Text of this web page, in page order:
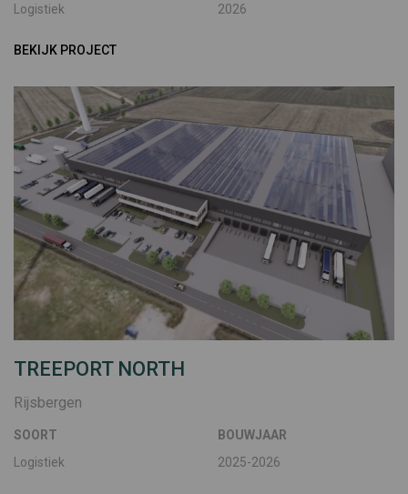
Logistiek
2026
BEKIJK PROJECT
TREEPORT NORTH
Rijsbergen
SOORT
Logistiek
BOUWJAAR
2025-2026